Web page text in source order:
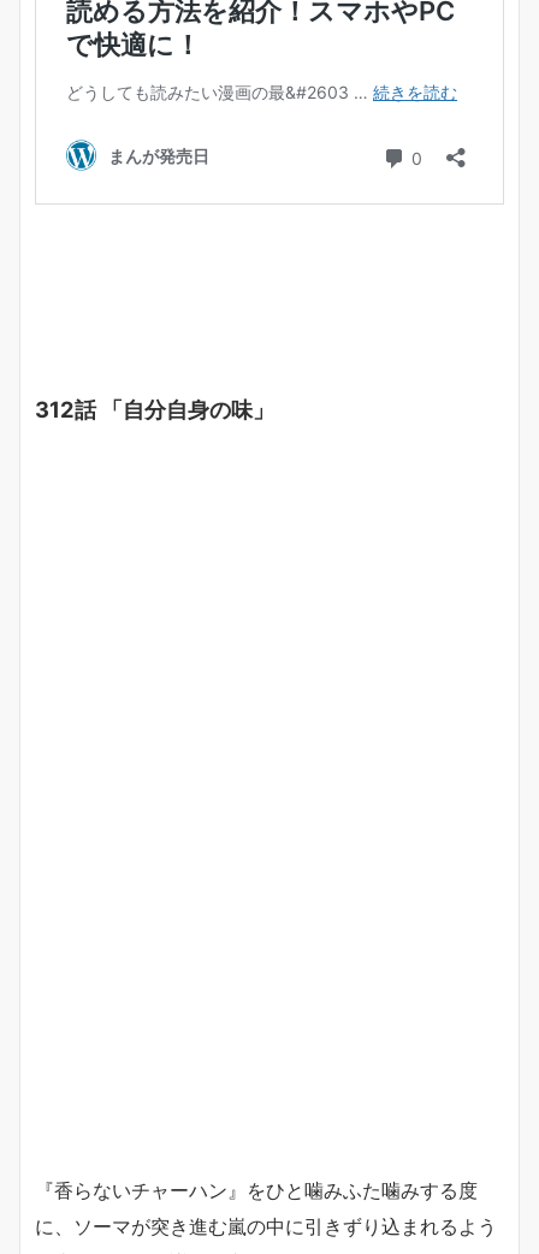
312話 「自分自身の味」
『香らないチャーハン』をひと噛みふた噛みする度
に、ソーマが突き進む嵐の中に引きずり込まれるよう